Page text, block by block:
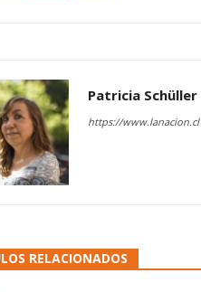
Patricia Schüller
https://www.lanacion.cl
RELACIONADOS